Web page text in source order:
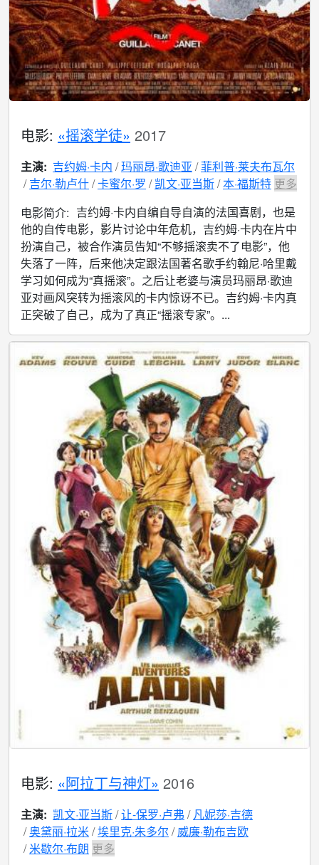
电影: «摇滚学徒» 2017
主演: 吉约姆·卡内 玛丽昂·歌迪亚 菲利普·莱夫布瓦尔
吉尔·勒卢什 卡蜜尔·罗 凯文·亚当斯 本·福斯特 更多
电影简介: 吉约姆·卡内自编自导自演的法国喜剧，也是
他的自传电影，影片讨论中年危机，吉约姆·卡内在片中
扮演自己，被合作演员告知“不够摇滚卖不了电影”，他
失落了一阵，后来他决定跟法国著名歌手约翰尼·哈里戴
学习如何成为“真摇滚”。之后让老婆与演员玛丽昂·歌迪
亚对画风突转为摇滚风的卡内惊讶不已。吉约姆·卡内真
正突破了自己，成为了真正“摇滚专家”。...
电影: «阿拉丁与神灯» 2016
主演: 凯文·亚当斯 让-保罗·卢弗
凡妮莎·吉德
奥黛丽·拉米 埃里克·朱多尔
威廉·勒布吉欧
米歇尔·布朗 更多